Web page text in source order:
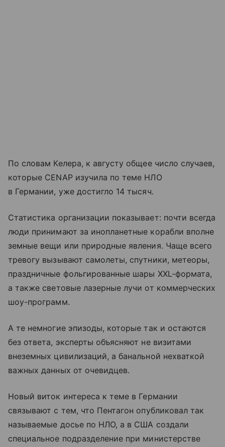
По словам Келера, к августу общее число случаев,
которые CENAP изучила по теме НЛО
в Германии, уже достигло 14 тысяч.
Статистика организации показывает: почти всегда
люди принимают за инопланетные корабли вполне
земные вещи или природные явления. Чаще всего
тревогу вызывают самолеты, спутники, метеоры,
праздничные фольгированные шары XXL-формата,
а также световые лазерные лучи от коммерческих
шоу-программ.
А те немногие эпизоды, которые так и остаются
без ответа, эксперты объясняют не визитами
внеземных цивилизаций, а банальной нехваткой
важных данных от очевидцев.
Новый виток интереса к теме в Германии
связывают с тем, что Пентагон опубликовал так
называемые досье по НЛО, а в США создали
специальное подразделение при министерстве